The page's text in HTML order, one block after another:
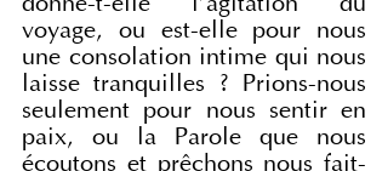
voyage, ou est-elle pour nous
une consolation intime qui nous
laisse tranquilles ? Prions-nous
seulement pour nous sentir en
paix, ou la Parole que nous
écoutons et prêchons nous fait-